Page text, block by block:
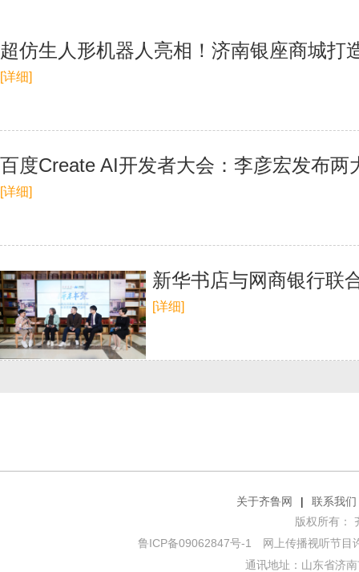
超仿生人形机器人亮相！济南银座商城打
[详细]
百度Create AI开发者大会：李彦宏发布
[详细]
新华书店与网商银行联
[详细]
关于齐鲁网 |
联系我们
版权所有：
鲁ICP备09062847号-1
网上传播视听节目
通讯地址：山东省济